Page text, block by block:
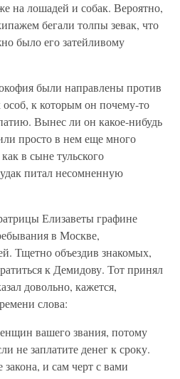
на лошадей и собак. Вероятно,
бегали толпы зевак, что
было его затейливому
были направлены против
к которым он почему-то
Вынес ли он какое-нибудь
просто в нем еще много
в сыне тульского
питал несомненную
Елизаветы графине
в Москве,
Тщетно объездив знакомых,
к Демидову. Тот принял
довольно, кажется,
слова:
вашего звания, потому
не заплатите денег к сроку.
и сам черт с вами